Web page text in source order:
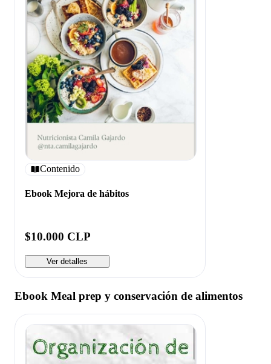
Contenido
Ebook Mejora de hábitos
$10.000 CLP
Ver detalles
Ebook Meal prep y conservación de alimentos